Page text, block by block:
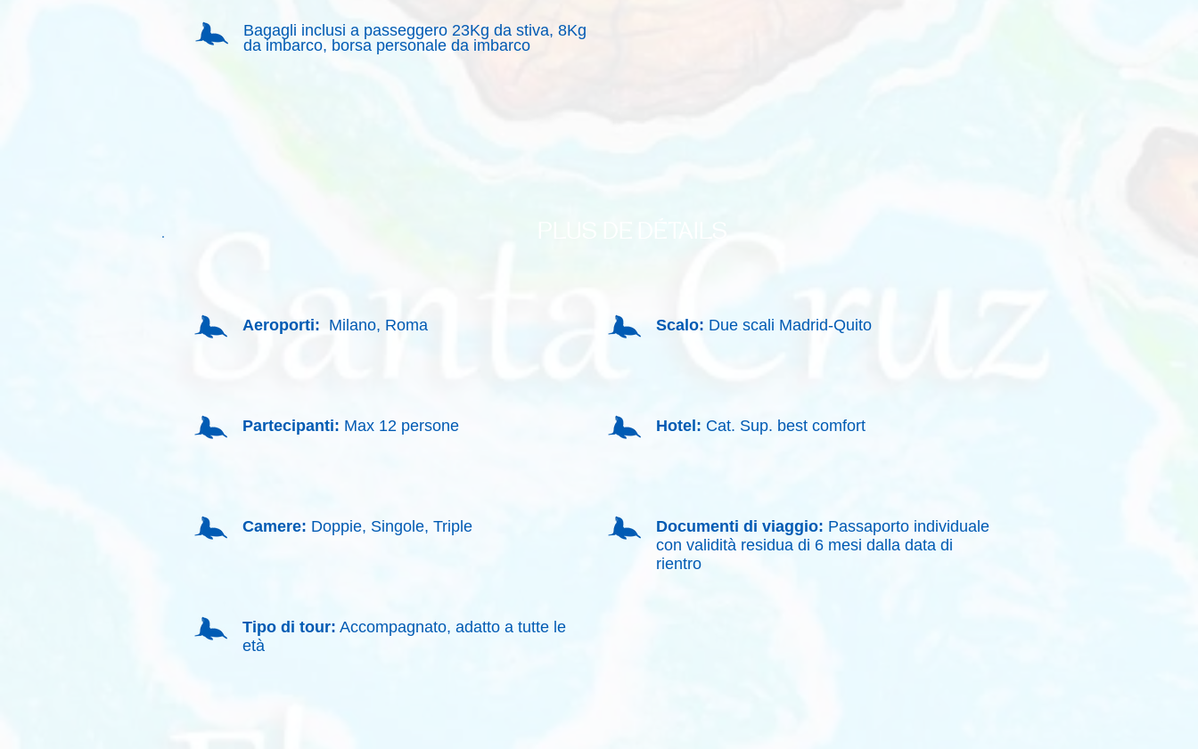
Bagagli inclusi a passeggero 23Kg da stiva, 8Kg
da imbarco, borsa personale da imbarco
Aeroporti: Milano, Roma
Partecipanti: Max 12 persone
Camere: Doppie, Singole, Triple
Tipo di tour: Accompagnato, adatto a tutte le
età
Scalo: Due scali Madrid-Quito
Hotel: Cat. Sup. best comfort
Documenti di viaggio: Passaporto individuale
con validità residua di 6 mesi dalla data di
rientro